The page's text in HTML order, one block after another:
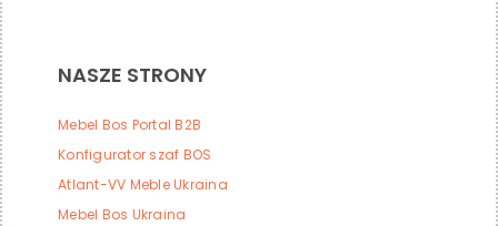
NASZE STRONY
Mebel Bos Portal B2B
Konfigurator szaf BOS
Atlant-VV Meble Ukraina
Mebel Bos Ukraina